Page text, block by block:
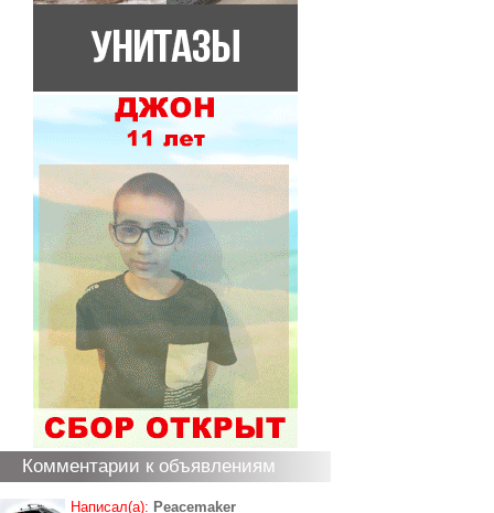
Комментарии к объявлениям
Написал(а): Peacemaker